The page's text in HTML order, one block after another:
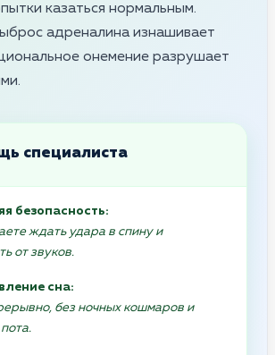
казаться нормальным.
адреналина изнашивает
онемение разрушает
специалиста
безопасность:
ждать удара в спину и
от звуков.
сна:
без ночных кошмаров и